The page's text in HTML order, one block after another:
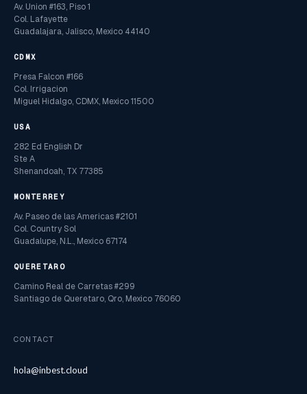
Av. Union #163, Piso 1
Col. Lafayette
Guadalajara, Jalisco, Mexico 44140
CDMX
Presa Falcon #166
Col. Irrigacion
Miguel Hidalgo, CDMX, Mexico 11500
USA
282 Ed English Dr
Ste A
Shenandoah, TX 77385
MONTERREY
Av. Paseo de las Americas #2101
Col. Country Sol
Guadalupe, N.L., Mexico 67174
QUERETARO
Camino Real de Carretas #299
Santiago de Queretaro, Qro, Mexico 76060
CONTACT
hola@inbest.cloud